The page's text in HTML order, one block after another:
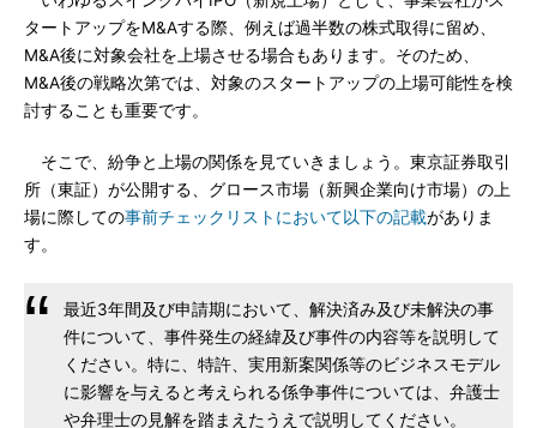
タートアップをM&Aする際、例えば過半数の株式取得に留め、
M&A後に対象会社を上場させる場合もあります。そのため、
M&A後の戦略次第では、対象のスタートアップの上場可能性を検
討することも重要です。
そこで、紛争と上場の関係を見ていきましょう。東京証券取引
所（東証）が公開する、グロース市場（新興企業向け市場）の上
場に際しての事前チェックリストにおいて以下の記載がありま
す。
最近3年間及び申請期において、解決済み及び未解決の事
件について、事件発生の経緯及び事件の内容等を説明して
ください。特に、特許、実用新案関係等のビジネスモデル
に影響を与えると考えられる係争事件については、弁護士
や弁理士の見解を踏まえたうえで説明してください。